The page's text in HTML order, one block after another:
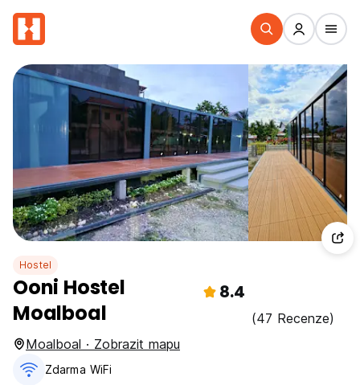
Hostel
Ooni Hostel
Moalboal
8.4
(47 Recenze)
Moalboal · Zobrazit mapu
Zdarma WiFi